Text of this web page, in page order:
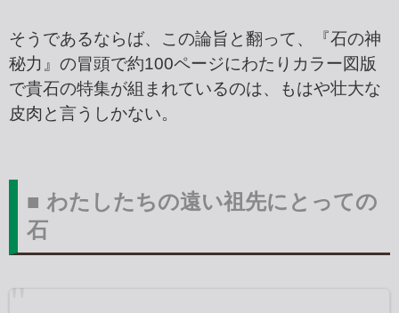
そうであるならば、この論旨と翻って、『石の神
秘力』の冒頭で約100ページにわたりカラー図版
で貴石の特集が組まれているのは、もはや壮大な
皮肉と言うしかない。
■ わたしたちの遠い祖先にとっての
石